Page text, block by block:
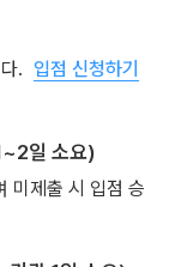
. 입점 신청하기
일 소요)
미제출 시 입점 승